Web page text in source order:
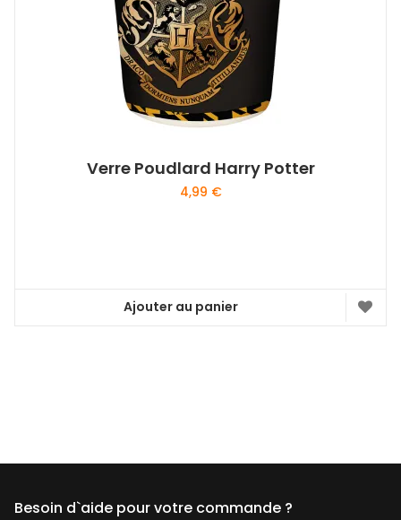
Verre Poudlard Harry Potter
4,99 €
Ajouter au panier
Besoin d`aide pour votre commande ?